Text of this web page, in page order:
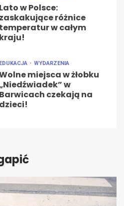
Lato w Polsce:
zaskakujące różnice
temperatur w całym
kraju!
EDUKACJA WYDARZENIA
miejsca w żłobku
w
Barwicach czekają na
dzieci!